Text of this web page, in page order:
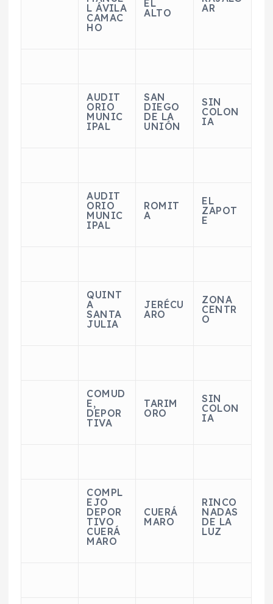
L ÁVILA
CAMAC
HO
EL
ALTO
AR
AUDIT
ORIO
MUNIC
IPAL
SAN
DIEGO
DE LA
UNIÓN
SIN
COLON
IA
AUDIT
ORIO
MUNIC
IPAL
ROMIT
A
EL
ZAPOT
E
QUINT
A
SANTA
JULIA
JERÉCU
ARO
ZONA
CENTR
O
COMUD
E,
DEPOR
TIVA
TARIM
ORO
SIN
COLON
IA
COMPL
EJO
DEPOR
TIVO
CUERÁ
MARO
CUERÁ
MARO
RINCO
NADAS
DE LA
LUZ